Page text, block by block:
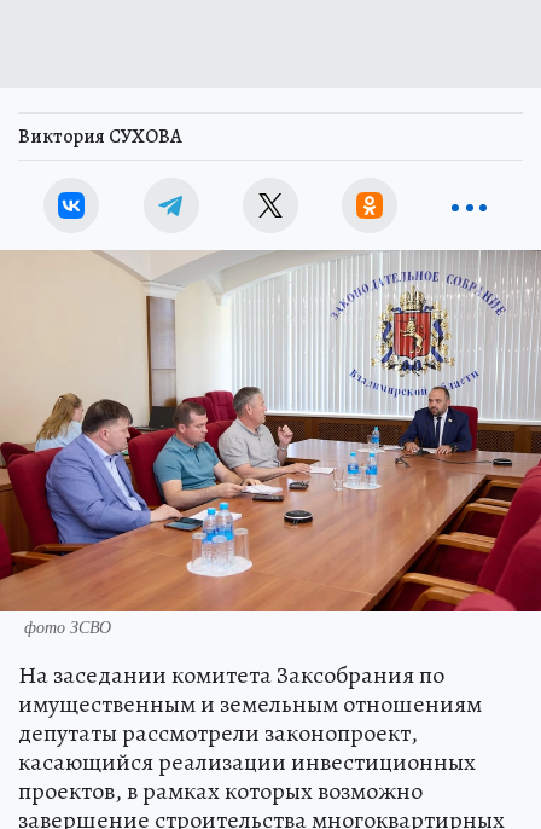
Виктория СУХОВА
фото ЗСВО
На заседании комитета Заксобрания по
имущественным и земельным отношениям
депутаты рассмотрели законопроект,
касающийся реализации инвестиционных
проектов, в рамках которых возможно
завершение строительства многоквартирных